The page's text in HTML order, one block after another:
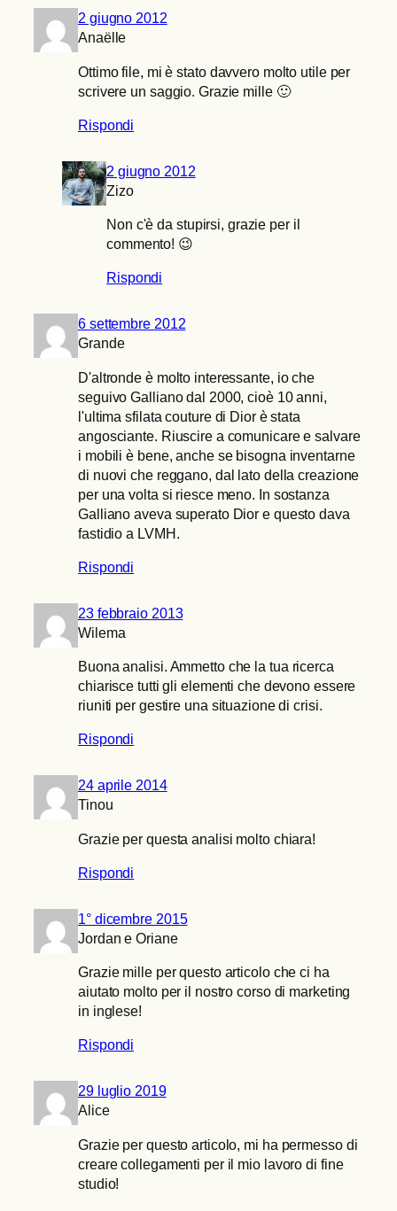
2 giugno 2012
Anaëlle
Ottimo file, mi è stato davvero molto utile per
scrivere un saggio. Grazie mille 🙂
Rispondi
2 giugno 2012
Zizo
Non c'è da stupirsi, grazie per il
commento! 😉
Rispondi
6 settembre 2012
Grande
D'altronde è molto interessante, io che
seguivo Galliano dal 2000, cioè 10 anni,
l'ultima sfilata couture di Dior è stata
angosciante. Riuscire a comunicare e salvare
i mobili è bene, anche se bisogna inventarne
di nuovi che reggano, dal lato della creazione
per una volta si riesce meno. In sostanza
Galliano aveva superato Dior e questo dava
fastidio a LVMH.
Rispondi
23 febbraio 2013
Wilema
Buona analisi. Ammetto che la tua ricerca
chiarisce tutti gli elementi che devono essere
riuniti per gestire una situazione di crisi.
Rispondi
24 aprile 2014
Tinou
Grazie per questa analisi molto chiara!
Rispondi
1° dicembre 2015
Jordan e Oriane
Grazie mille per questo articolo che ci ha
aiutato molto per il nostro corso di marketing
in inglese!
Rispondi
29 luglio 2019
Alice
Grazie per questo articolo, mi ha permesso di
creare collegamenti per il mio lavoro di fine
studio!